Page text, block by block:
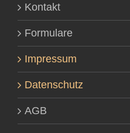
Kontakt
Formulare
Impressum
Datenschutz
AGB